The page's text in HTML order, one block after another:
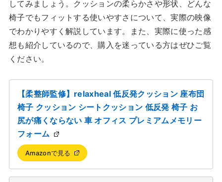
してみましょう。クッションの柔らかさや形状、どんな
椅子でもフィットする使いやすさについて、実際の映像
でわかりやすく解説しています。また、実際に使った感
想も紹介しているので、購入を迷っている方はぜひご覧
ください。
【柔整師監修】relaxheal 低反発クッション 座布団
椅子 クッション シートクッション 低反発 椅子 お
尻が痛くならない 車 オフィス プレミアムメモリー
フォーム
Amazonで見る